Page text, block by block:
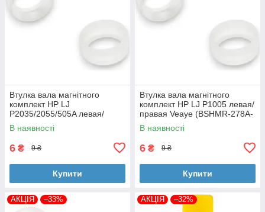
Втулка вала магнітного
комплект HP LJ
P2035/2055/505A левая/
правая Veaye (BSHMR-505A-
VE)
В наявності
6 ₴ 9 ₴
Купити
Втулка вала магнітного
комплект HP LJ P1005 левая/
правая Veaye (BSHMR-278A-
VE)
В наявності
6 ₴ 9 ₴
Купити
АКЦІЯ –33% АКЦІЯ –32%